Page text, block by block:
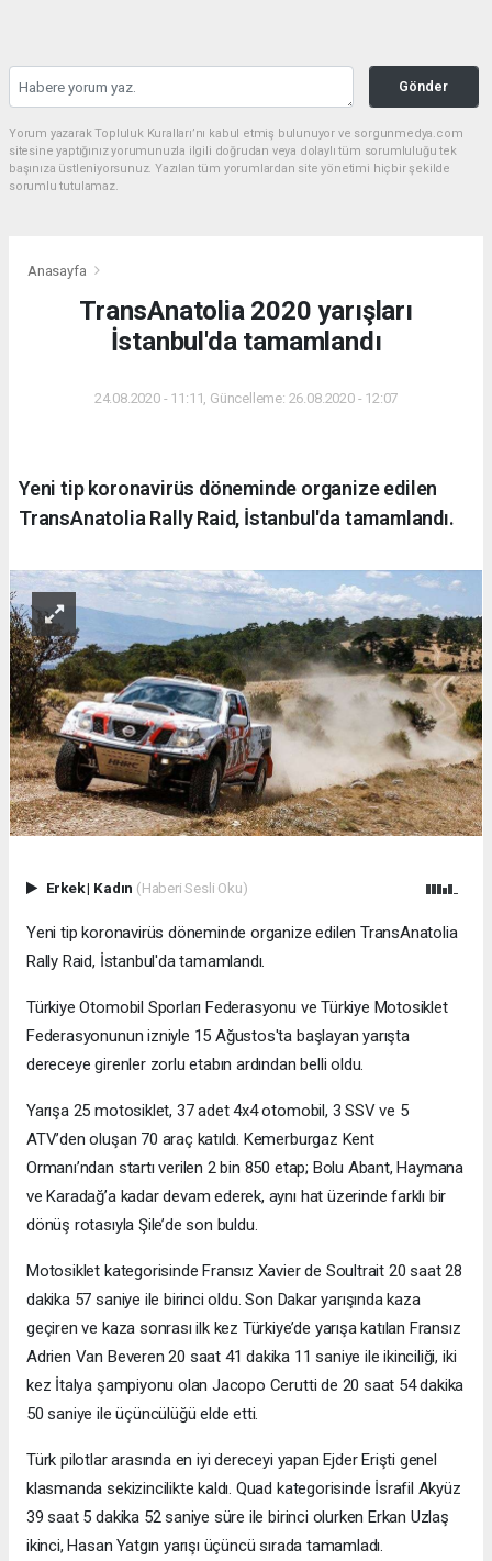
Gönder
Yorum yazarak Topluluk Kuralları’nı kabul etmiş bulunuyor ve sorgunmedya.com
sitesine yaptığınız yorumunuzla ilgili doğrudan veya dolaylı tüm sorumluluğu tek
başınıza üstleniyorsunuz. Yazılan tüm yorumlardan site yönetimi hiçbir şekilde
sorumlu tutulamaz.
Anasayfa
TransAnatolia 2020 yarışları
İstanbul'da tamamlandı
24.08.2020 - 11:11, Güncelleme: 26.08.2020 - 12:07
Yeni tip koronavirüs döneminde organize edilen
TransAnatolia Rally Raid, İstanbul'da tamamlandı.
Erkek| Kadın (Haberi Sesli Oku)
Yeni tip koronavirüs döneminde organize edilen TransAnatolia
Rally Raid, İstanbul'da tamamlandı.
Türkiye Otomobil Sporları Federasyonu ve Türkiye Motosiklet
Federasyonunun izniyle 15 Ağustos'ta başlayan yarışta
dereceye girenler zorlu etabın ardından belli oldu.
Yarışa 25 motosiklet, 37 adet 4x4 otomobil, 3 SSV ve 5
ATV’den oluşan 70 araç katıldı. Kemerburgaz Kent
Ormanı’ndan startı verilen 2 bin 850 etap; Bolu Abant, Haymana
ve Karadağ’a kadar devam ederek, aynı hat üzerinde farklı bir
dönüş rotasıyla Şile’de son buldu.
Motosiklet kategorisinde Fransız Xavier de Soultrait 20 saat 28
dakika 57 saniye ile birinci oldu. Son Dakar yarışında kaza
geçiren ve kaza sonrası ilk kez Türkiye’de yarışa katılan Fransız
Adrien Van Beveren 20 saat 41 dakika 11 saniye ile ikinciliği, iki
kez İtalya şampiyonu olan Jacopo Cerutti de 20 saat 54 dakika
50 saniye ile üçüncülüğü elde etti.
Türk pilotlar arasında en iyi dereceyi yapan Ejder Erişti genel
klasmanda sekizincilikte kaldı. Quad kategorisinde İsrafil Akyüz
39 saat 5 dakika 52 saniye süre ile birinci olurken Erkan Uzlaş
ikinci, Hasan Yatgın yarışı üçüncü sırada tamamladı.